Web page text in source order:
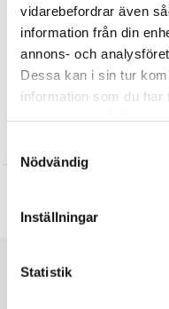
vidarebefordrar även
information från din
annons- och
Dessa kan i sin tur
information som du har
Nödvändig
Inställningar
Statistik
Keycraft Living Nature
Vilda Djur
Gosedjur